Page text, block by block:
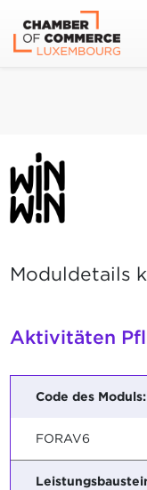
Moduldetails
Aktivitäten
Code des Moduls:
FORAV6